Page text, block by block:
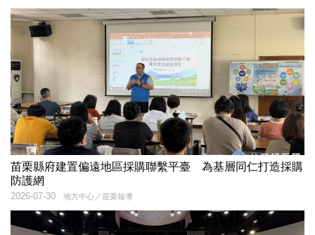
苗栗縣府建置偏遠地區採購聯繫平臺 為基層同仁打造採購
防護網
地方中心／苗栗報導
2026-07-30